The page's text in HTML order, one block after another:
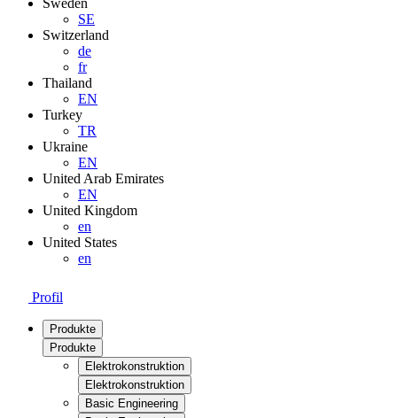
Sweden
SE
Switzerland
de
fr
Thailand
EN
Turkey
TR
Ukraine
EN
United Arab Emirates
EN
United Kingdom
en
United States
en
Profil
Produkte
Produkte
Elektrokonstruktion
Elektrokonstruktion
Basic Engineering